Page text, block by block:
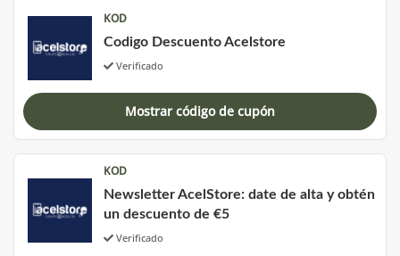
KOD
Codigo Descuento Acelstore
Verificado
Mostrar código de cupón
KOD
Newsletter AcelStore: date de alta y obtén
un descuento de €5
Verificado